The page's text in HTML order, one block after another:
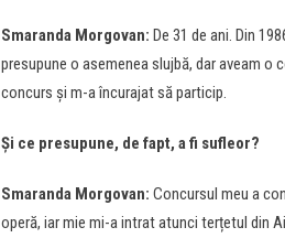
Smaranda Morgovan: De 31 de ani. Din
presupune o asemenea slujbă, dar aveam
concurs și m-a încurajat să particip.
Și ce presupune, de fapt, a fi sufleor?
Smaranda Morgovan: Concursul meu a
operă, iar mie mi-a intrat atunci terțetul din